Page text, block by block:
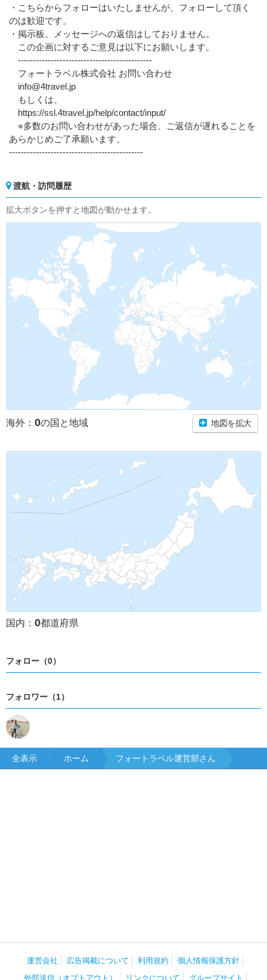
・こちらからフォローはいたしませんが、フォローして頂く
のは歓迎です。
・掲示板、メッセージへの返信はしておりません。
この企画に対するご意見は以下にお願いします。
---------------------------------------------
フォートラベル株式会社 お問い合わせ
info@4travel.jp
もしくは、
https://ssl.4travel.jp/help/contact/input/
※多数のお問い合わせがあった場合、ご返信が遅れることを
あらかじめご了承願います。
---------------------------------------------
渡航・訪問履歴
拡大ボタンを押すと地図が動かせます。
海外： 0の国と地域 地図を拡大
国内： 0都道府県
フォロー（0）
フォロワー（1）
全表示 ホーム フォートラベル運営部さん
運営会社 広告掲載について 利用規約
個人情報保護方針
外部送信（オプトアウト）
リンクについて グループサイト